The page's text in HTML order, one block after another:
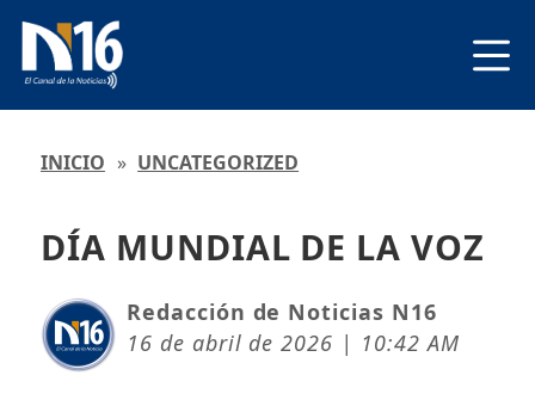
INICIO » UNCATEGORIZED
DÍA MUNDIAL DE LA VOZ
Redacción de Noticias N16
16 de abril de 2026 | 10:42 AM